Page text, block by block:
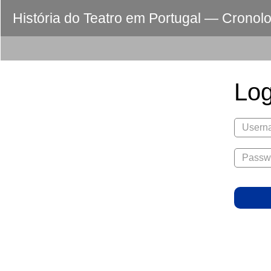
História do Teatro em Portugal —